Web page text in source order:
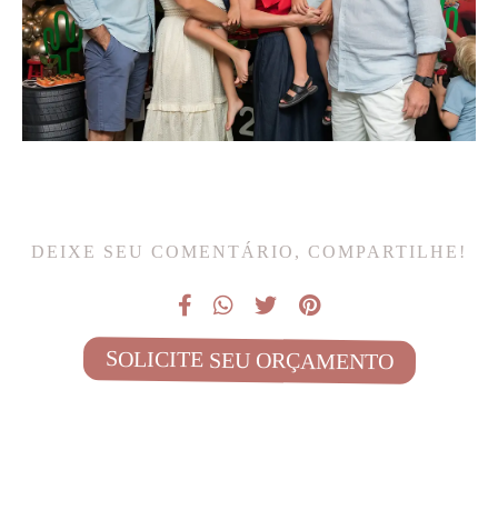
DEIXE SEU COMENTÁRIO, COMPARTILHE!
SOLICITE SEU ORÇAMENTO